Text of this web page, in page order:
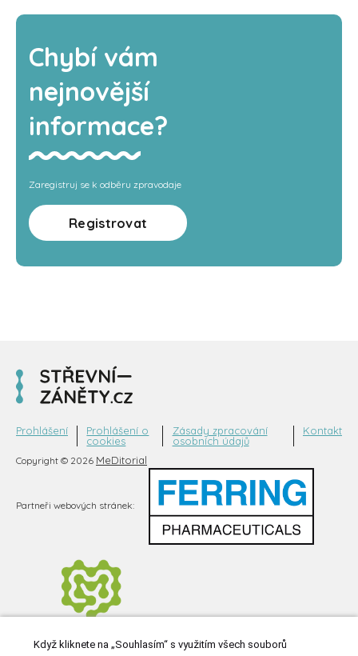
Chybí vám
nejnovější
informace?
Zaregistruj se k odběru zpravodaje
Registrovat
Copyright © 2026 MeDitorial
Prohlášení
Prohlášení o
cookies
Zásady zpracování
osobních údajů
Kontakt
Partneři webových stránek:
Když kliknete na „Souhlasím“ s využitím všech souborů